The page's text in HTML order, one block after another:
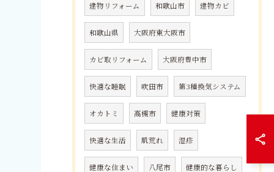
建物リフォーム 和歌山市 建物カビ
和歌山県 大阪府東大阪市
カビ取リフォーム 大阪府豊中市
快適な睡眠 吹田市 第3種換気システム
オカトミ 高槻市 健康対策
快適な生活 肌荒れ 湿疹
健康な住まい 八尾市 健康的な暮らし